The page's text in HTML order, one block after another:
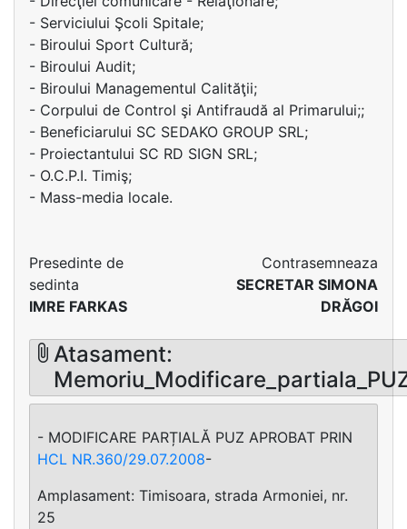
- Serviciului Şcoli Spitale;
- Biroului Sport Cultură;
- Biroului Audit;
- Biroului Managementul Calităţii;
- Corpului de Control şi Antifraudă al Primarului;;
- Beneficiarului SC SEDAKO GROUP SRL;
- Proiectantului SC RD SIGN SRL;
- O.C.P.I. Timiş;
- Mass-media locale.
Presedinte de
sedinta
IMRE FARKAS
Contrasemneaza
SECRETAR SIMONA
DRĂGOI
Atasament:
- MODIFICARE PARȚIALĂ PUZ APROBAT PRIN
HCL NR.360/29.07.2008-
Amplasament: Timisoara, strada Armoniei, nr.
25